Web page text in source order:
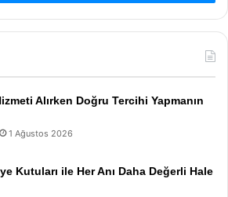
Alırken Doğru Tercihi Yapmanın
1 Ağustos 2026
Kutuları ile Her Anı Daha Değerli Hale